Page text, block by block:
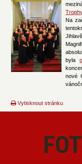
Na
byla
nové
Vytisknout stránku